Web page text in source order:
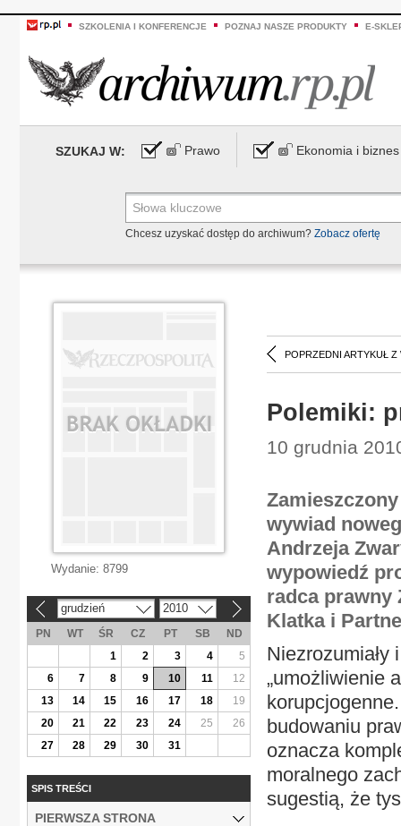
SZKOLENIA I KONFERENCJE POZNAJ NASZE PRODUKTY E-
SZUKAJ W: Prawo Ekonomia i biznes
Chcesz uzyskać dostęp do archiwum? Zobacz ofertę
POPRZEDNI ARTYKUŁ Z
Polemiki:
10 grudnia
wywiad
Andrzeja
wypowiedź
radca prawny
Klatka i
„umożliwienie
budowaniu
oznacza
moralnego
sugestią, że
Wydanie: 8799
grudzień 2010
PN WT ŚR CZ PT SB
ND
1
2 3 4
5
6
7 8 9 10 11
12
13
14 15 16 17 18
19
20
21 22 23 24 25
26
27
28 29 30 31
SPIS TREŚCI
PIERWSZA STRONA